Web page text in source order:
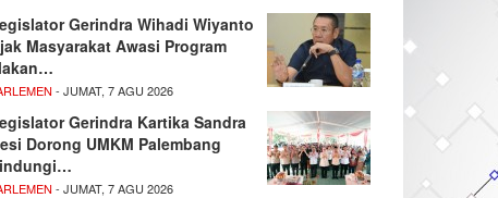
Gerindra Wihadi Wiyanto
Masyarakat Awasi Program
- JUMAT, 7 AGU 2026
Gerindra Kartika Sandra
Dorong UMKM Palembang
- JUMAT, 7 AGU 2026